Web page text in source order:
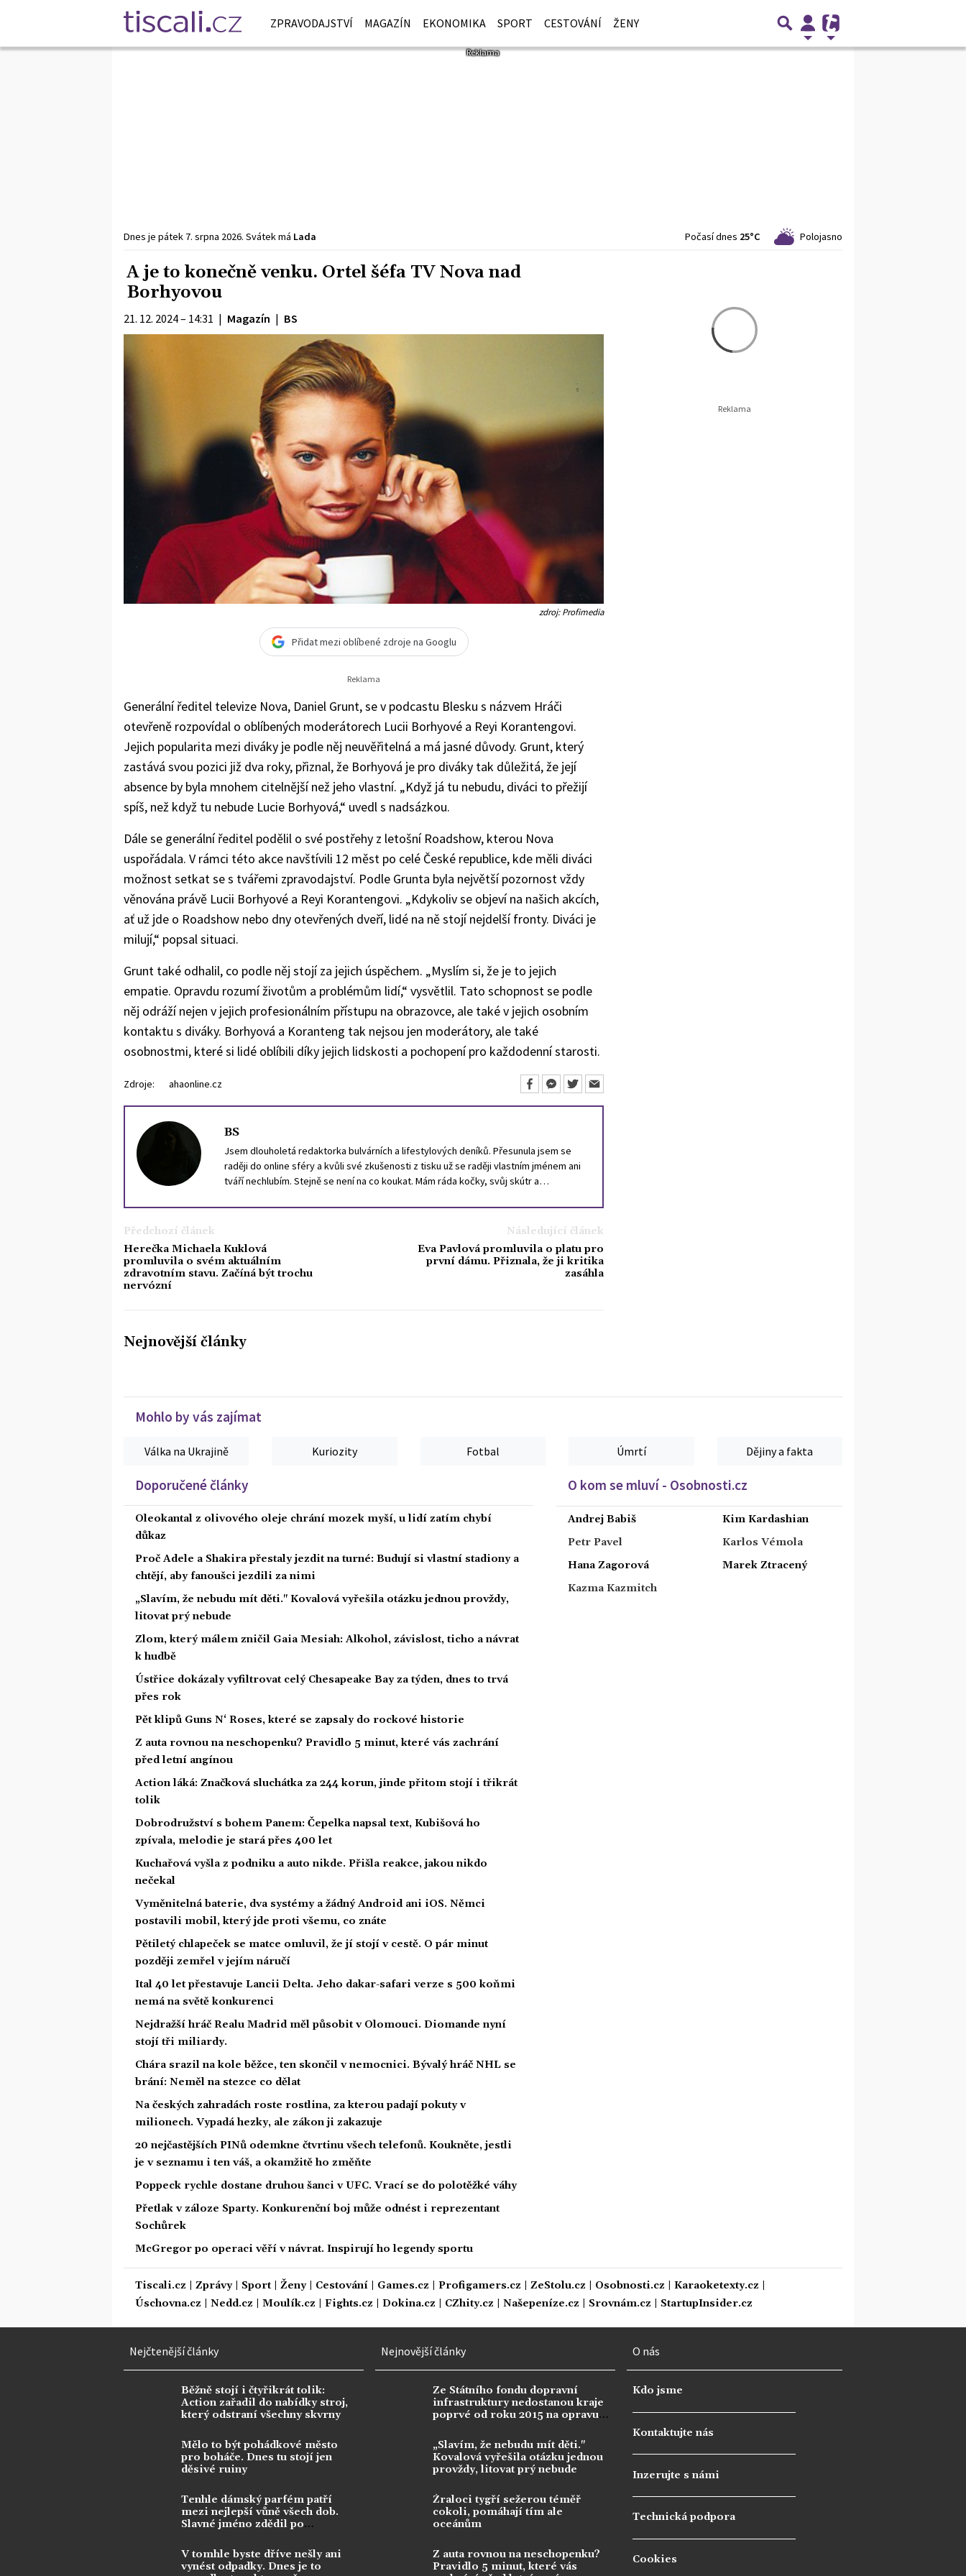
ZPRAVODAJSTVÍ MAGAZÍN EKONOMIKA SPORT CESTOVÁNÍ ŽENY
Dnes je pátek 7. srpna 2026. Svátek má Lada Počasí dnes 25°C Polojasno
A je to konečně venku. Ortel šéfa TV Nova nad
Borhyovou
21. 12. 2024 – 14:31 | Magazín | BS
zdroj: Profimedia
Přidat mezi oblíbené zdroje na Googlu
Generální ředitel televize Nova, Daniel Grunt, se v podcastu Blesku s názvem Hráči
otevřeně rozpovídal o oblíbených moderátorech Lucii Borhyové a Reyi Korantengovi.
Jejich popularita mezi diváky je podle něj neuvěřitelná a má jasné důvody. Grunt, který
zastává svou pozici již dva roky, přiznal, že Borhyová je pro diváky tak důležitá, že její
absence by byla mnohem citelnější než jeho vlastní. „Když já tu nebudu, diváci to přežijí
spíš, než když tu nebude Lucie Borhyová,“ uvedl s nadsázkou.
Dále se generální ředitel podělil o své postřehy z letošní Roadshow, kterou Nova
uspořádala. V rámci této akce navštívili 12 měst po celé České republice, kde měli diváci
možnost setkat se s tvářemi zpravodajství. Podle Grunta byla největší pozornost vždy
věnována právě Lucii Borhyové a Reyi Korantengovi. „Kdykoliv se objeví na našich akcích,
ať už jde o Roadshow nebo dny otevřených dveří, lidé na ně stojí nejdelší fronty. Diváci je
milují,“ popsal situaci.
Grunt také odhalil, co podle něj stojí za jejich úspěchem. „Myslím si, že je to jejich
empatie. Opravdu rozumí životům a problémům lidí,“ vysvětlil. Tato schopnost se podle
něj odráží nejen v jejich profesionálním přístupu na obrazovce, ale také v jejich osobním
kontaktu s diváky. Borhyová a Koranteng tak nejsou jen moderátory, ale také
osobnostmi, které si lidé oblíbili díky jejich lidskosti a pochopení pro každodenní starosti.
Zdroje: ahaonline.cz
BS
Jsem dlouholetá redaktorka bulvárních a lifestylových deníků. Přesunula jsem se
raději do online sféry a kvůli své zkušenosti z tisku už se raději vlastním jménem ani
tváří nechlubím. Stejně se není na co koukat. Mám ráda kočky, svůj skútr a
Předchozí článek
Herečka Michaela Kuklová
promluvila o svém aktuálním
zdravotním stavu. Začíná být trochu
nervózní
Následující článek
Eva Pavlová promluvila o platu pro
první dámu. Přiznala, že ji kritika
zasáhla
Nejnovější články
Mohlo by vás zajímat
Válka na Ukrajině Kuriozity Fotbal Úmrtí Dějiny a fakta
Doporučené články
Oleokantal z olivového oleje chrání mozek myší, u lidí zatím chybí
důkaz
Proč Adele a Shakira přestaly jezdit na turné: Budují si vlastní stadiony a
chtějí, aby fanoušci jezdili za nimi
„Slavím, že nebudu mít děti." Kovalová vyřešila otázku jednou provždy,
litovat prý nebude
Zlom, který málem zničil Gaia Mesiah: Alkohol, závislost, ticho a návrat
k hudbě
Ústřice dokázaly vyfiltrovat celý Chesapeake Bay za týden, dnes to trvá
přes rok
Pět klipů Guns N‘ Roses, které se zapsaly do rockové historie
Z auta rovnou na neschopenku? Pravidlo 5 minut, které vás zachrání
před letní angínou
Action láká: Značková sluchátka za 244 korun, jinde přitom stojí i třikrát
tolik
Dobrodružství s bohem Panem: Čepelka napsal text, Kubišová ho
zpívala, melodie je stará přes 400 let
Kuchařová vyšla z podniku a auto nikde. Přišla reakce, jakou nikdo
nečekal
Vyměnitelná baterie, dva systémy a žádný Android ani iOS. Němci
postavili mobil, který jde proti všemu, co znáte
Pětiletý chlapeček se matce omluvil, že jí stojí v cestě. O pár minut
později zemřel v jejím náručí
Ital 40 let přestavuje Lancii Delta. Jeho dakar-safari verze s 500 koňmi
nemá na světě konkurenci
Nejdražší hráč Realu Madrid měl působit v Olomouci. Diomande nyní
stojí tři miliardy.
Chára srazil na kole běžce, ten skončil v nemocnici. Bývalý hráč NHL se
brání: Neměl na stezce co dělat
Na českých zahradách roste rostlina, za kterou padají pokuty v
milionech. Vypadá hezky, ale zákon ji zakazuje
20 nejčastějších PINů odemkne čtvrtinu všech telefonů. Koukněte, jestli
je v seznamu i ten váš, a okamžitě ho změňte
Poppeck rychle dostane druhou šanci v UFC. Vrací se do polotěžké váhy
Přetlak v záloze Sparty. Konkurenční boj může odnést i reprezentant
Sochůrek
McGregor po operaci věří v návrat. Inspirují ho legendy sportu
O kom se mluví - Osobnosti.cz
Andrej Babiš
Petr Pavel
Hana Zagorová
Kazma Kazmitch
Kim Kardashian
Karlos Vémola
Marek Ztracený
Tiscali.cz Zprávy| Sport| Ženy| Cestování Games.cz Profigamers.cz ZeStolu.cz Osobnosti.cz Karaoketexty.cz
Úschovna.cz
Nedd.cz Moulík.cz Fights.cz Dokina.cz CZhity.cz Našepeníze.cz Srovnám.cz StartupInsider.cz
Nejčtenější články
Běžně stojí i čtyřikrát tolik:
Action zařadil do nabídky stroj,
který odstraní všechny skvrny
Mělo to být pohádkové město
pro boháče. Dnes tu stojí jen
děsivé ruiny
Tenhle dámský parfém patří
mezi nejlepší vůně všech dob.
Slavné jméno zdědil po
V tomhle byste dříve nešly ani
vynést odpadky. Dnes je to
Nejnovější články
Ze Státního fondu dopravní
infrastruktury nedostanou kraje
poprvé od roku 2015 na opravu
„Slavím, že nebudu mít děti."
Kovalová vyřešila otázku jednou
provždy, litovat prý nebude
Žraloci tygří sežerou téměř
cokoli, pomáhají tím ale
oceánům
Z auta rovnou na neschopenku?
Pravidlo 5 minut, které vás
O nás
Kdo jsme
Kontaktujte nás
Inzerujte s námi
Technická podpora
Cookies